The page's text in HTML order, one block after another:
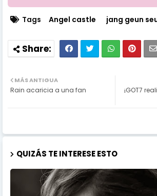
Tags Angel castle jang geun
¡GOT7
MÁS ANTIGUA
Rain acaricia a una fan
QUIZÁS TE INTERESE ESTO